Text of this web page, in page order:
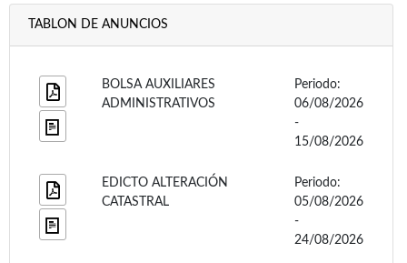
TABLON DE ANUNCIOS
BOLSA AUXILIARES
ADMINISTRATIVOS
Periodo:
06/08/2026
-
15/08/2026
EDICTO ALTERACIÓN
CATASTRAL
Periodo:
05/08/2026
-
24/08/2026